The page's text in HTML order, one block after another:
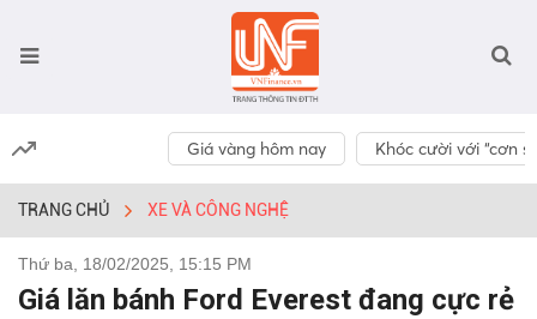
Giá vàng hôm nay Khóc cười với “cơn
TRANG CHỦ XE VÀ CÔNG NGHỆ
Thứ ba, 18/02/2025, 15:15 PM
Giá lăn bánh Ford Everest đang cực rẻ